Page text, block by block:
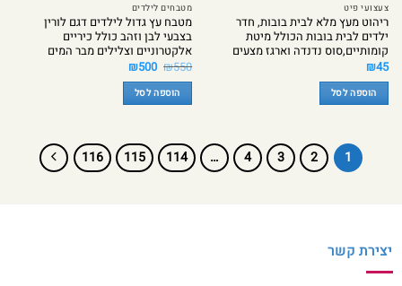
צעצועי פיט
ריהוט מעץ מלא לבית בובות, חדר
ילדים לבית בובות הכולל מיטת
קומותיים,סוס נדנדה וארגז מצעים
₪45
הוספה לסל
מטבחים לילדים
מטבח עץ גדול לילדים דגם לורין
בצבעי לבן וזהב כולל כיריים
אלקטרוניים וצלילים מבר המים
₪550 המחיר
המקורי
היה:
₪550.
₪500 המחיר
הנוכחי
הוא: הוספה לסל
1
2
3
4
…
114
115
116
יצירת קשר